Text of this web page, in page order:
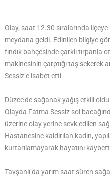
Olay, saat 12.30 sıralarında
meydana geldi. Edinilen bilgiye
fındık bahçesinde çarklı tırpanla
makinesinin çarptığı taş sekerek
Sessiz’e isabet etti.
Düzce’de sağanak yağış etkili
Olayda Fatma Sessiz sol
üzerine olay yerine sevk edilen
Hastanesine kaldırılan kadın,
kurtarılamayarak hayatını
Tavşanlı’da yarım saat süren